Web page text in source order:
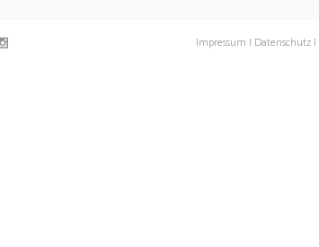
Impressum | Datenschutz |